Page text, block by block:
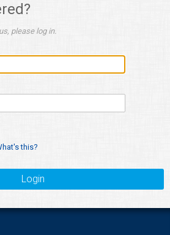
please log in.
this?
Login